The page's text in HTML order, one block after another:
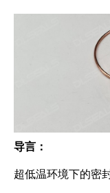
导言：
超低温环境下的密